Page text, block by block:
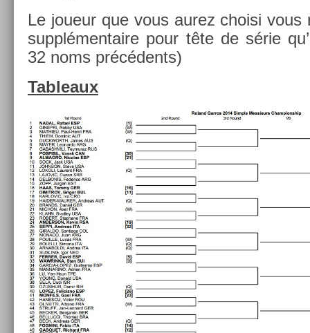
Le joueur que vous aurez choisi vous
sup­plémen­taire pour tête de série
32 noms précédents)
Tab­leaux